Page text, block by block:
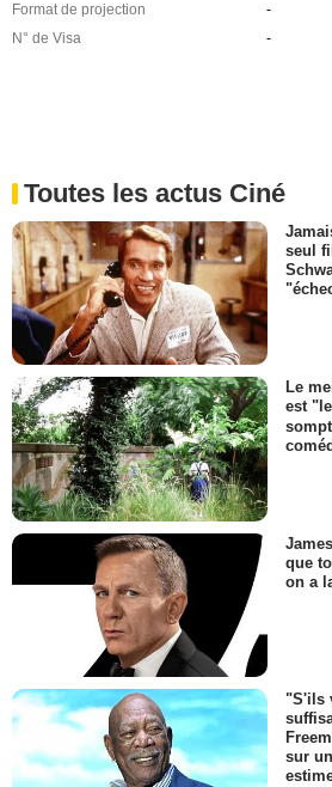
Format de projection
-
N° de Visa
-
Toutes les actus Ciné
seul
Le
est
que
on a
"S'ils
sur